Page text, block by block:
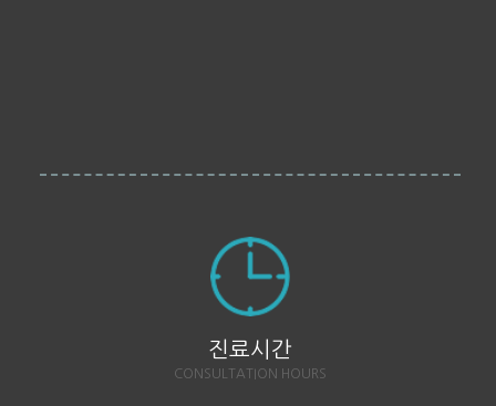
진료시간
CONSULTATION HOURS